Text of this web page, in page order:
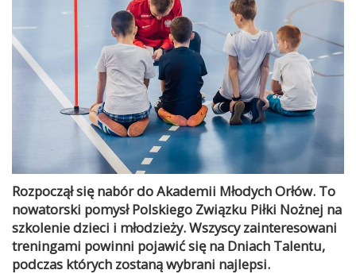
Rozpoczął się nabór do Akademii Młodych Orłów. To
nowatorski pomysł Polskiego Związku Piłki Nożnej na
szkolenie dzieci i młodzieży. Wszyscy zainteresowani
treningami powinni pojawić się na Dniach Talentu,
podczas których zostaną wybrani najlepsi.